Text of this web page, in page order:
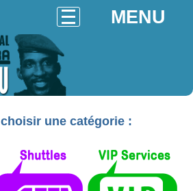
MENU
une catégorie :